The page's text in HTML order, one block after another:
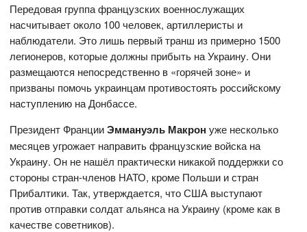
Передовая группа французских военнослужащих
насчитывает около 100 человек, артиллеристы и
наблюдатели. Это лишь первый транш из примерно 1500
легионеров, которые должны прибыть на Украину. Они
размещаются непосредственно в «горячей зоне» и
призваны помочь украинцам противостоять российскому
наступлению на Донбассе.
Президент ФранцииЭммануэль Макрон уже несколько
месяцев угрожает направить французские войска на
Украину. Он не нашёл практически никакой поддержки со
стороны стран-членов НАТО, кроме Польши и стран
Прибалтики. Так, утверждается, что США выступают
против отправки солдат альянса на Украину (кроме как в
качестве советников).